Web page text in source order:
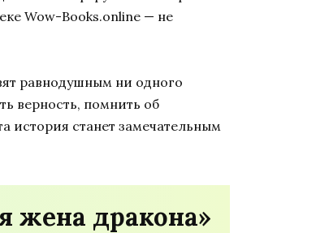
Wow-Books.online — не
равнодушным ни одного
верность, помнить об
история станет замечательным
жена дракона»